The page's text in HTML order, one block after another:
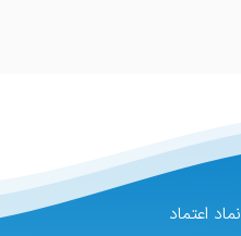
نماد اعتماد